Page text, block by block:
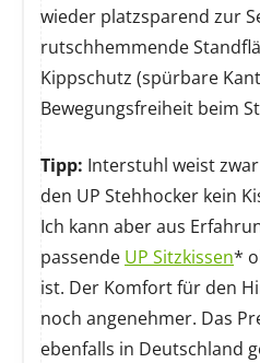
wieder platzsparend zur
rutschhemmende
Kippschutz (spürbare
Bewegungsfreiheit beim
Tipp: Interstuhl weist
den UP Stehhocker kein
Ich kann aber aus
passende UP Sitzkissen*
ist. Der Komfort für den
noch angenehmer. Das
ebenfalls in Deutschland